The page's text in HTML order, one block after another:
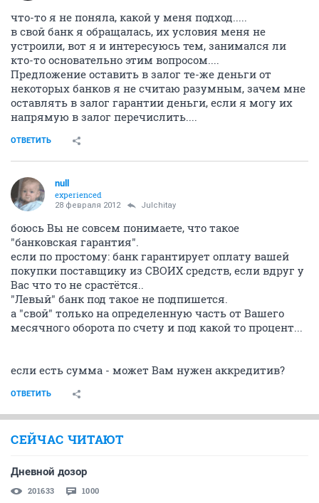
что-то я не поняла, какой у меня подход.....
в свой банк я обращалась, их условия меня не
устроили, вот я и интересуюсь тем, занимался ли
кто-то основательно этим вопросом....
Предложение оставить в залог те-же деньги от
некоторых банков я не считаю разумным, зачем мне
оставлять в залог гарантии деньги, если я могу их
напрямую в залог перечислить....
ОТВЕТИТЬ
null
experienced
28 февраля 2012 Julchitay
боюсь Вы не совсем понимаете, что такое
"банковская гарантия".
если по простому: банк гарантирует оплату вашей
покупки поставщику из СВОИХ средств, если вдруг у
Вас что то не срастётся..
"Левый" банк под такое не подпишется.
а "свой" только на определенную часть от Вашего
месячного оборота по счету и под какой то процент...
если есть сумма - может Вам нужен аккредитив?
ОТВЕТИТЬ
СЕЙЧАС ЧИТАЮТ
Дневной дозор
201633 1000